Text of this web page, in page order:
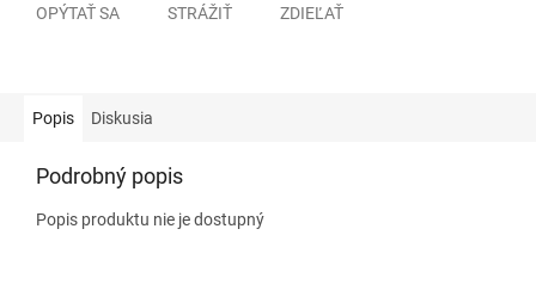
OPÝTAŤ SA STRÁŽIŤ ZDIEĽAŤ
Popis Diskusia
Podrobný popis
Popis produktu nie je dostupný